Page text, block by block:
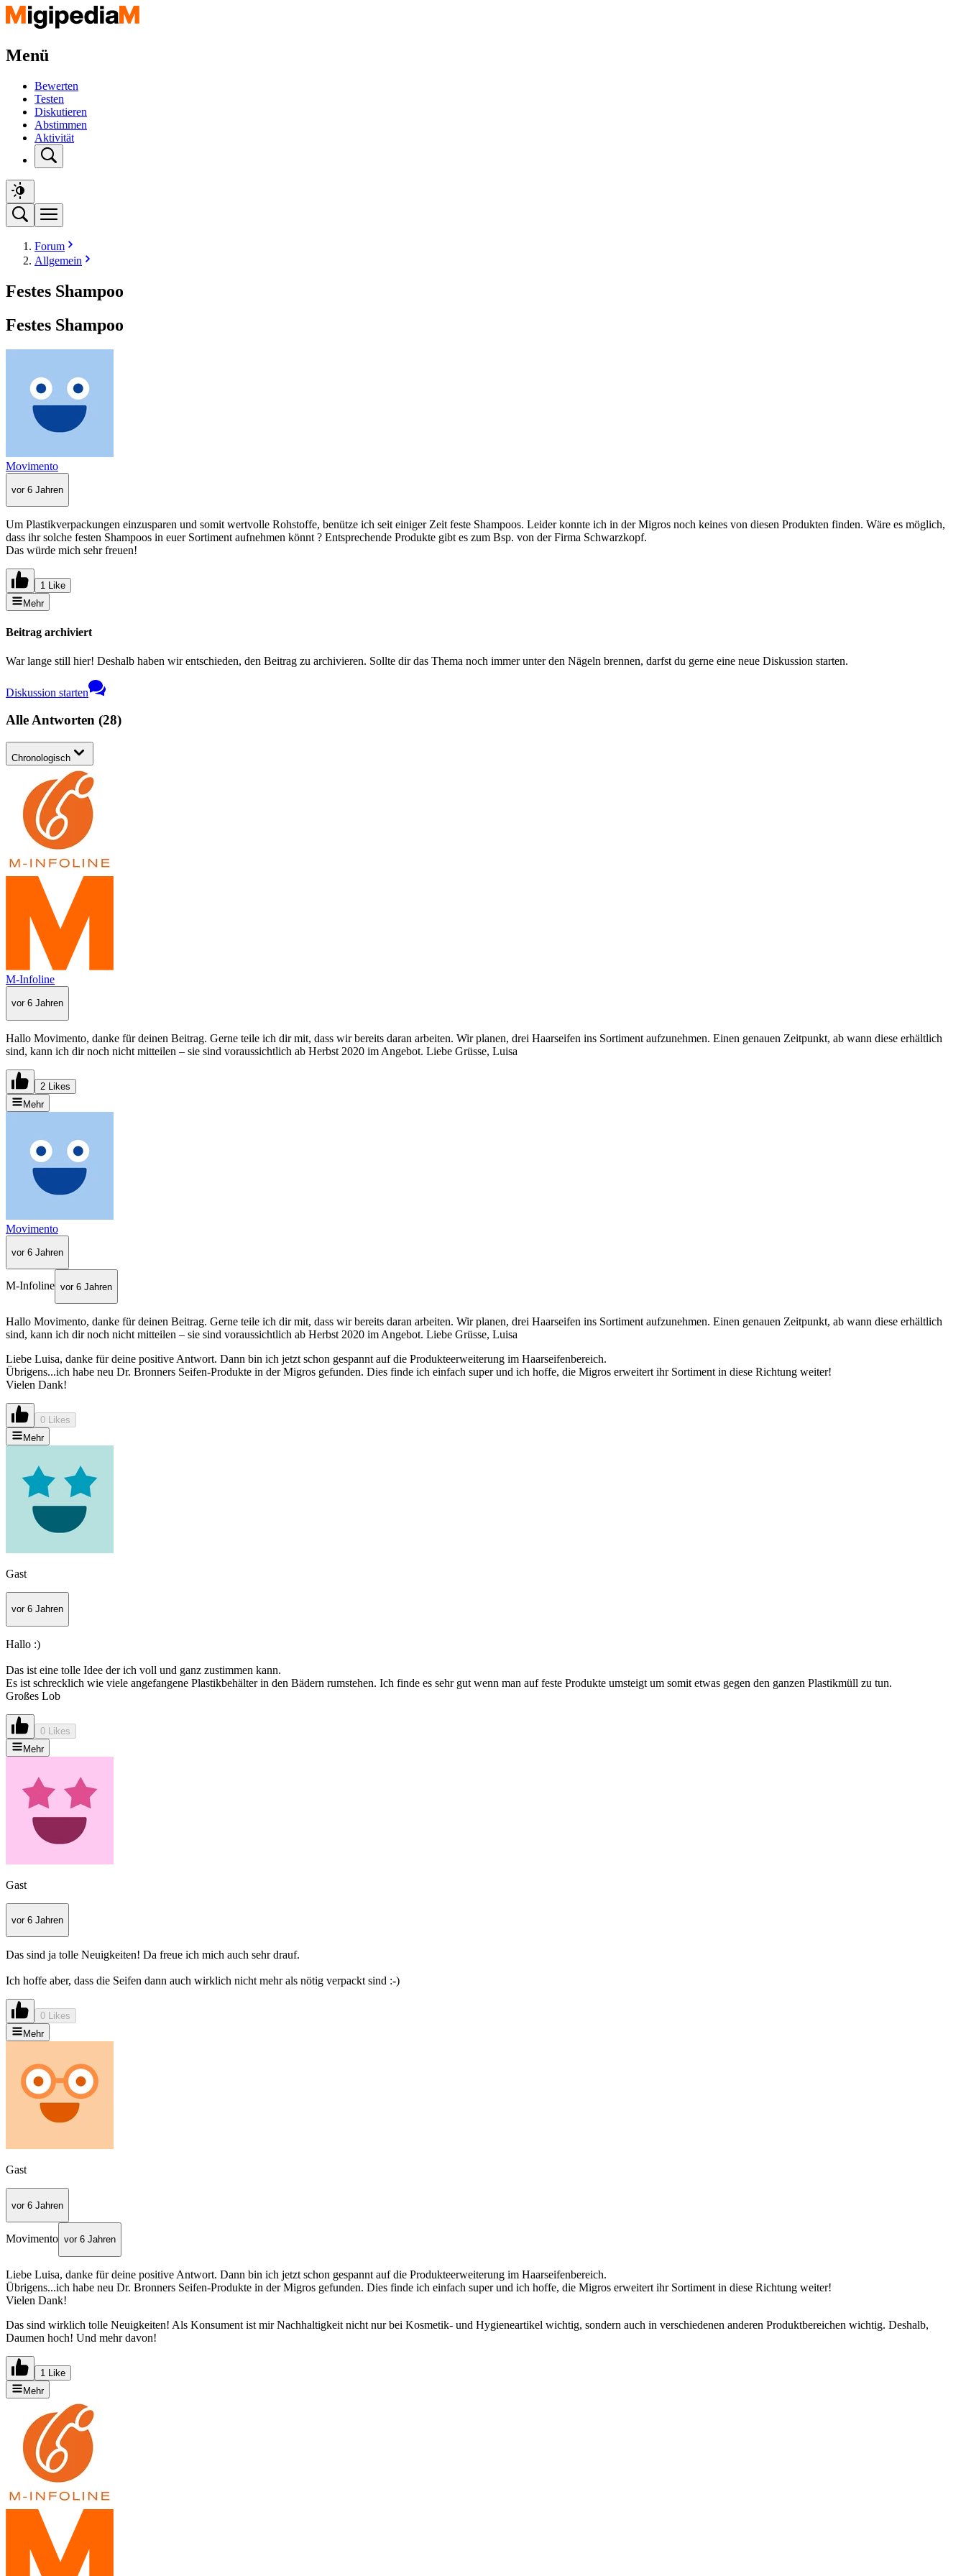
Menü
Bewerten
Testen
Diskutieren
Abstimmen
Aktivität
Forum
Allgemein
Festes Shampoo
Festes Shampoo
Movimento
vor 6 Jahren
Um Plastikverpackungen einzusparen und somit wertvolle Rohstoffe, benütze ich seit einiger Zeit feste Shampoos. Leider konnte ich in der Migros noch keines von diesen Produkten finden. Wäre es möglich,
dass ihr solche festen Shampoos in euer Sortiment aufnehmen könnt ? Entsprechende Produkte gibt es zum Bsp. von der Firma Schwarzkopf.
Das würde mich sehr freuen!
1 Like
Mehr
Beitrag archiviert
War lange still hier! Deshalb haben wir entschieden, den Beitrag zu archivieren. Sollte dir das Thema noch immer unter den Nägeln brennen, darfst du gerne eine neue Diskussion starten.
Diskussion starten
Alle Antworten (28)
Chronologisch
M-Infoline
vor 6 Jahren
Hallo Movimento, danke für deinen Beitrag. Gerne teile ich dir mit, dass wir bereits daran arbeiten. Wir planen, drei Haarseifen ins Sortiment aufzunehmen. Einen genauen Zeitpunkt, ab wann diese erhältlich
sind, kann ich dir noch nicht mitteilen – sie sind voraussichtlich ab Herbst 2020 im Angebot. Liebe Grüsse, Luisa
2 Likes
Mehr
Movimento
vor 6 Jahren
M-Infoline vor 6 Jahren
Hallo Movimento, danke für deinen Beitrag. Gerne teile ich dir mit, dass wir bereits daran arbeiten. Wir planen, drei Haarseifen ins Sortiment aufzunehmen. Einen genauen Zeitpunkt, ab wann diese erhältlich
sind, kann ich dir noch nicht mitteilen – sie sind voraussichtlich ab Herbst 2020 im Angebot. Liebe Grüsse, Luisa
Liebe Luisa, danke für deine positive Antwort. Dann bin ich jetzt schon gespannt auf die Produkteerweiterung im Haarseifenbereich.
Übrigens...ich habe neu Dr. Bronners Seifen-Produkte in der Migros gefunden. Dies finde ich einfach super und ich hoffe, die Migros erweitert ihr Sortiment in diese Richtung weiter!
Vielen Dank!
0 Likes
Mehr
Gast
vor 6 Jahren
Hallo :)
Das ist eine tolle Idee der ich voll und ganz zustimmen kann.
Es ist schrecklich wie viele angefangene Plastikbehälter in den Bädern rumstehen. Ich finde es sehr gut wenn man auf feste Produkte umsteigt um somit etwas gegen den ganzen Plastikmüll zu tun.
Großes Lob
0 Likes
Mehr
Gast
vor 6 Jahren
Das sind ja tolle Neuigkeiten! Da freue ich mich auch sehr drauf.
Ich hoffe aber, dass die Seifen dann auch wirklich nicht mehr als nötig verpackt sind :-)
0 Likes
Mehr
Gast
vor 6 Jahren
Movimento vor 6 Jahren
Liebe Luisa, danke für deine positive Antwort. Dann bin ich jetzt schon gespannt auf die Produkteerweiterung im Haarseifenbereich.
Übrigens...ich habe neu Dr. Bronners Seifen-Produkte in der Migros gefunden. Dies finde ich einfach super und ich hoffe, die Migros erweitert ihr Sortiment in diese Richtung weiter!
Vielen Dank!
Das sind wirklich tolle Neuigkeiten! Als Konsument ist mir Nachhaltigkeit nicht nur bei Kosmetik- und Hygieneartikel wichtig, sondern auch in verschiedenen anderen Produktbereichen wichtig. Deshalb,
Daumen hoch! Und mehr davon!
1 Like
Mehr